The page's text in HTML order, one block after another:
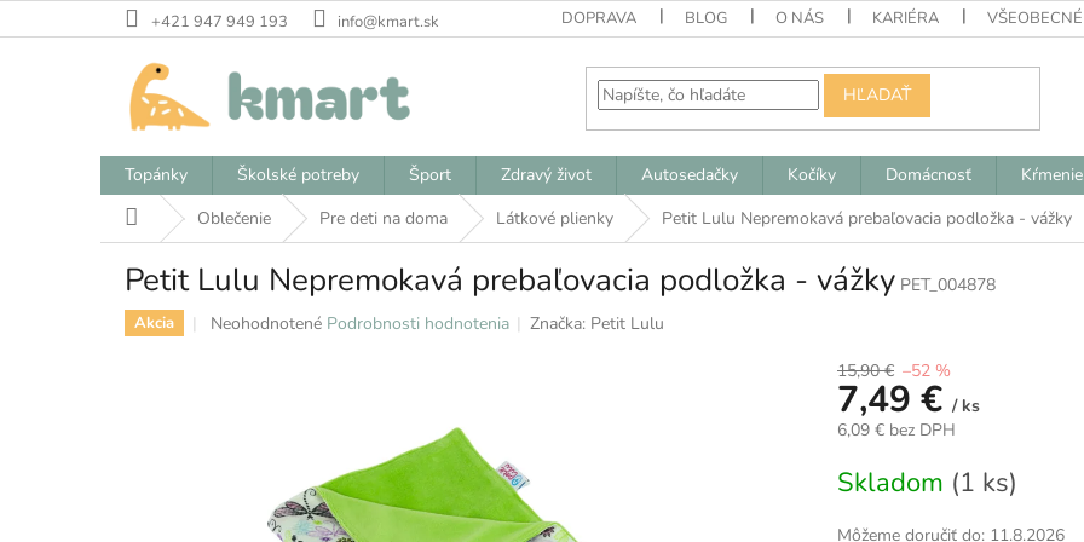
na
+421 947 949 193 info@kmart.sk DOPRAVA BLOG O NÁS KARIÉRA
HĽADAŤ
Topánky Školské potreby Šport Zdravý život Autosedačky Kočíky Domácnosť
DomovOblečenie Pre deti na doma Látkové plienky Petit Lulu Nepremokavá prebaľovacia podložka - vážky
Petit Lulu Nepremokavá prebaľovacia podložka - vážky PET_004878
Akcia
Priemerné
Neohodnotené Podrobnosti hodnotenia Značka: Petit Lulu
15,90 € –52 %
7,49 € / ks
6,09 € bez DPH
cena:
Skladom (1 ks)
Môžeme doručiť do: 11.8.2026